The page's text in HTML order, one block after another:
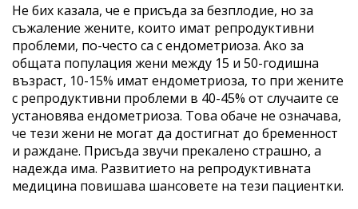
Не бих казала, че е присъда за безплодие, но за
съжаление жените, които имат репродуктивни
проблеми, по-често са с ендометриоза. Ако за
общата популация жени между 15 и 50-годишна
възраст, 10-15% имат ендометриоза, то при жените
с репродуктивни проблеми в 40-45% от случаите се
установява ендометриоза. Това обаче не означава,
че тези жени не могат да достигнат до бременност
и раждане. Присъда звучи прекалено страшно, а
надежда има. Развитието на репродуктивната
медицина повишава шансовете на тези пациентки.